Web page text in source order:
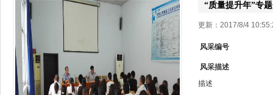
“质量提升年”专
更新：2017/8/4
风采编号
风采描述
描述